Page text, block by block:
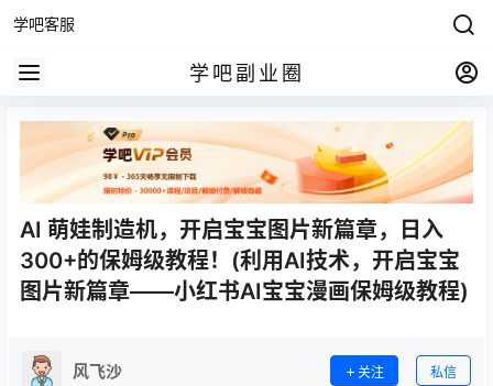
学吧客服
学吧副业圈
AI 萌娃制造机，开启宝宝图片新篇章，日入
300+的保姆级教程！(利用AI技术，开启宝宝
图片新篇章——小红书AI宝宝漫画保姆级教程)
风飞沙 关注 私信